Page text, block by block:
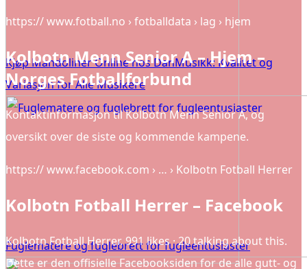
Kjøp Mandoliner Online hos DanMusikk: Kvalitet og
Variasjon for Alle Musikere
Fuglematere og fuglebrett for fugleentusiaster
https:// www.fotball.no › fotballdata › lag › hjem
Kolbotn Menn Senior A – Hjem –
Norges Fotballforbund
Kontaktinformasjon til Kolbotn Menn Senior A, og
oversikt over de siste og kommende kampene.
https:// www.facebook.com › … › Kolbotn Fotball Herrer
Kolbotn Fotball Herrer – Facebook
Kolbotn Fotball Herrer. 991 likes · 20 talking about this.
Dette er den offisielle Facebooksiden for de alle gutt- og